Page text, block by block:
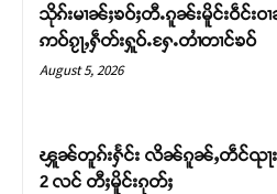
တႃႇႁႂ်ႈသဵင်ၵၢင်ၸႂ်ၵူၼ်းမိူင်း
တ်ႇ တူဝ်ႈလုမ်ႈၾႃႉၼၼ်ႉ ၶဝ်ႈ
ဝ်ႇၽူႈတွႆႇႁွၵ်ႈ လႆႈယူႇ
သိုၵ်းမၢၼ်ႈၶဝ်ႈတီႉၵူၼ်းမိူင်းဝဵင်းဝၢ
ဢဝ်ၵႂႃႇႁဵတ်းႁူဝ်ႉႁႄႉတၢႆတၢင်ၶဝ်
August 5, 2026
ၾူၼ်တူၵ်းႁႅင်း လိၼ်ၵူၼ်ႇတဵင်ၺႃ
2 လင် တီႈမိူင်းၵုတ်ႈ